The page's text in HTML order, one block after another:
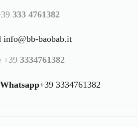
333 4761382
info@bb-baobab.it
+39 3334761382
Whatsapp+39 3334761382